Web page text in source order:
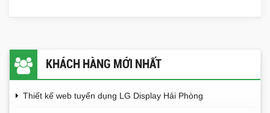
KHÁCH HÀNG MỚI NHẤT
Thiết kế web tuyển dụng LG Display Hải Phòng